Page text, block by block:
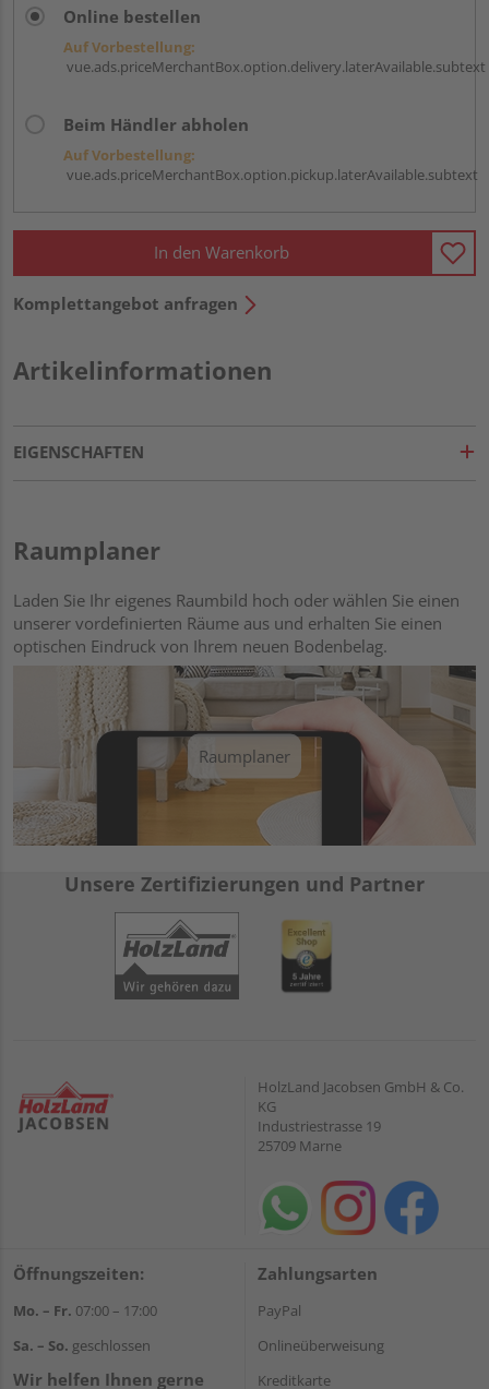
Online bestellen
Auf Vorbestellung:
vue.ads.priceMerchantBox.option.delivery.laterAvailable.subtext
Beim Händler abholen
Auf Vorbestellung:
vue.ads.priceMerchantBox.option.pickup.laterAvailable.subtext
In den Warenkorb
Komplettangebot anfragen
Artikelinformationen
EIGENSCHAFTEN
Raumplaner
Laden Sie Ihr eigenes Raumbild hoch oder wählen Sie einen
unserer vordefinierten Räume aus und erhalten Sie einen
optischen Eindruck von Ihrem neuen Bodenbelag.
Raumplaner
Unsere Zertifizierungen und Partner
HolzLand Jacobsen GmbH & Co.
KG
Industriestrasse 19
25709 Marne
Öffnungszeiten:
Mo. – Fr. 07:00 – 17:00
Sa. – So. geschlossen
Wir helfen Ihnen gerne
Zahlungsarten
PayPal
Onlineüberweisung
Kreditkarte